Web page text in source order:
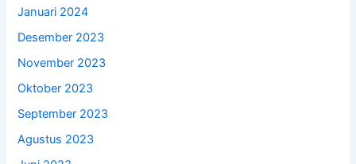
Januari 2024
Desember 2023
November 2023
Oktober 2023
September 2023
Agustus 2023